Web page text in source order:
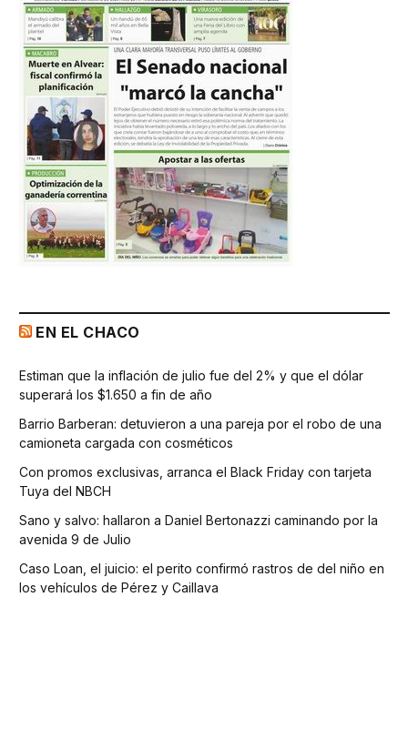
EN EL CHACO
Estiman que la inflación de julio fue del 2% y que el dólar
superará los $1.650 a fin de año
Barrio Barberan: detuvieron a una pareja por el robo de una
camioneta cargada con cosméticos
Con promos exclusivas, arranca el Black Friday con tarjeta
Tuya del NBCH
Sano y salvo: hallaron a Daniel Bertonazzi caminando por la
avenida 9 de Julio
Caso Loan, el juicio: el perito confirmó rastros de del niño en
los vehículos de Pérez y Caillava